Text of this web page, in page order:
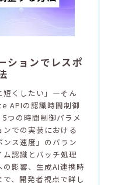
ションでレスポ
短くしたい」―そん
APIの認識時間制御
つの時間制御パラメ
での実装における
ス速度」のバラン
ム認識とバッチ処理
影響、生成AI連携時
、開発者視点で詳し